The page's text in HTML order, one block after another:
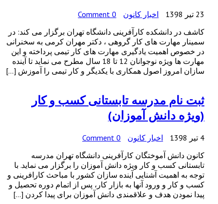
23 تیر 1398 اخبار کانون
0 Comment
کاشف در دانشکده کارآفرینی دانشگاه تهران برگزار می کند: در
سمینار مهارت های کار گروهی ، دکتر مهران کرمی به سخنرانی
در خصوص اهمیت یادگیری مهارت های کار تیمی پرداخته و این
مهارت ها ویژه نوجوانان 12 تا 18 سال مطرح می نماید تا آینده
سازان امروز اصول همکاری با یکدیگر و کار تیمی را آموزش […]
ثبت نام مدرسه تابستانی کسب و کار
(ویژه دانش آموزان)
4 تیر 1398 اخبار کانون
0 Comment
کانون دانش آموختگان کارآفرینی دانشگاه تهران مدرسه
تابستانی کسب و کار ویژه دانش آموزان را برگزار می نماید. با
توجه به اهمیت آشنایی آینده سازان کشور با مباحث کارافرینی و
کسب و کار و ورود آنها به بازار کار، پس از اتمام دوره تحصیل و
پیدا نمودن هدف و علاقمندی دانش آموزان برای پیدا کردن […]